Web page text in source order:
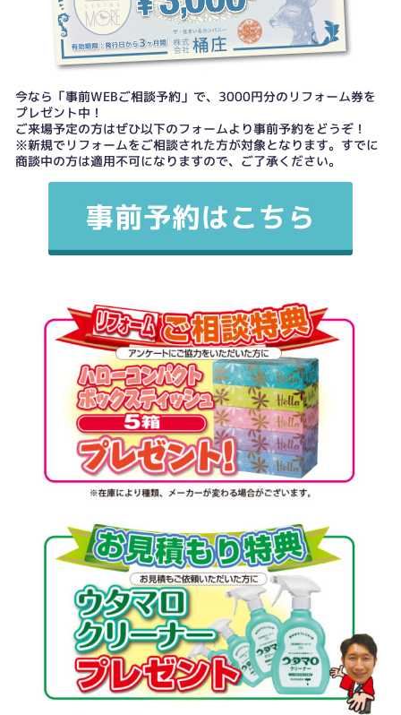
今なら「事前WEBご相談予約」で、3000円分のリフォーム券を
プレゼント中！
ご来場予定の方はぜひ以下のフォームより事前予約をどうぞ！
※新規でリフォームをご相談された方が対象となります。すでに
商談中の方は適用不可になりますので、ご了承ください。